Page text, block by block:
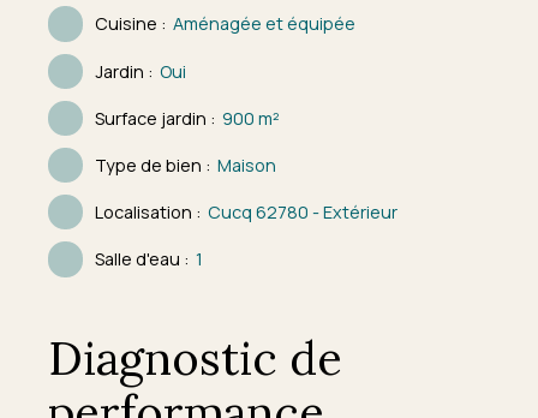
Cuisine : Aménagée et équipée
Jardin : Oui
Surface jardin : 900m²
Type de bien : Maison
Localisation : Cucq 62780 - Extérieur
Salle d'eau : 1
Diagnostic de